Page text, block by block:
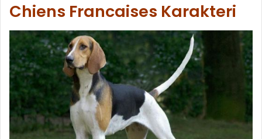
Chiens Francaises Karakteri